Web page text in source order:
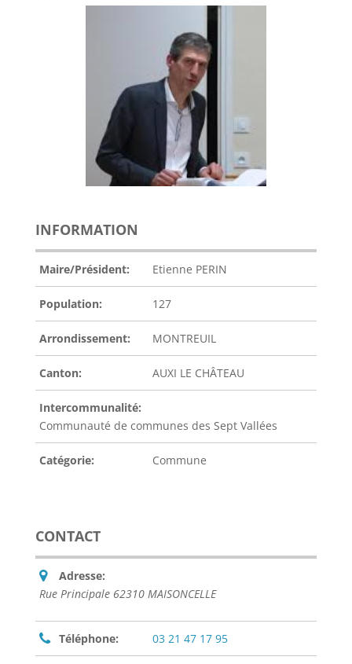
INFORMATION
Maire/Président: Etienne PERIN
Population: 127
Arrondissement: MONTREUIL
Canton: AUXI LE CHÂTEAU
Intercommunalité:
Communauté de communes des Sept Vallées
Catégorie: Commune
CONTACT
Adresse:
Rue Principale 62310 MAISONCELLE
Téléphone: 03 21 47 17 95